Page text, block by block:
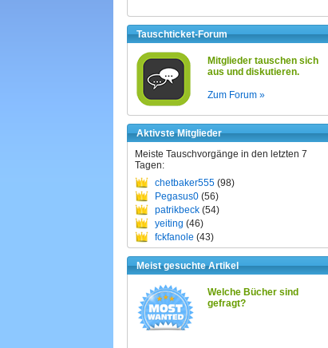
Tauschticket-Forum
Mitglieder tauschen sich
aus und diskutieren.
Zum Forum »
Aktivste Mitglieder
Meiste Tauschvorgänge in den letzten 7
Tagen:
chetbaker555 (98)
Pegasus0 (56)
patrikbeck (54)
yeiting (46)
fckfanole (43)
Meist gesuchte Artikel
Welche Bücher sind
gefragt?